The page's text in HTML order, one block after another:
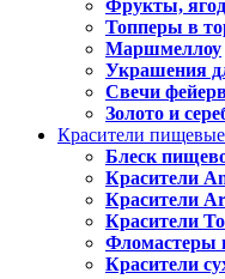
Фрукты,
Топперы в
Маршмеллоу
Украшения
Свечи
Золото и
Красители пищевые
Блеск
Красители
Красители
Красители
Фломастеры
Красители